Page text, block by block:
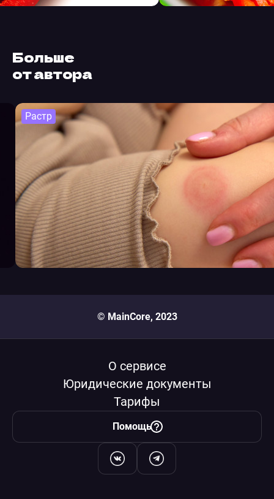
Больше
от автора
Растр
© MainCore, 2023
О сервисе
Юридические документы
Тарифы
Помощь